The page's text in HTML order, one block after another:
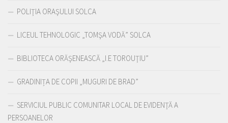
POLIŢIA ORAŞULUI SOLCA
LICEUL TEHNOLOGIC „TOMŞA VODĂ” SOLCA
BIBLIOTECA ORĂŞENEASCĂ „I.E TOROUŢIU”
GRADINIȚA DE COPII „MUGURI DE BRAD”
SERVICIUL PUBLIC COMUNITAR LOCAL DE EVIDENŢĂ A
PERSOANELOR